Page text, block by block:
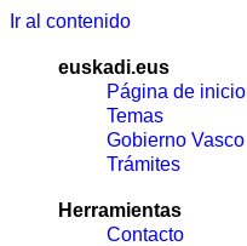
Ir al contenido
euskadi.eus
Página de inicio
Temas
Gobierno Vasco
Trámites
Herramientas
Contacto